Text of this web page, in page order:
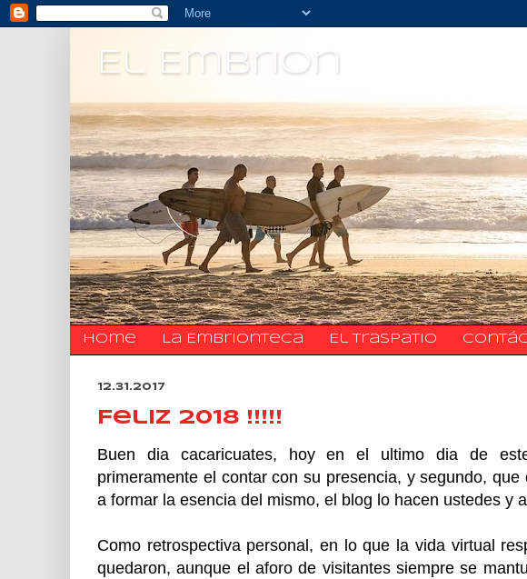
El Embrion
Home La Embrionteca El traspatio
12.31.2017
Feliz 2018 !!!!!
Buen dia cacaricuates, hoy en el ultimo dia de
primeramente el contar con su presencia, y segundo,
a formar la esencia del mismo, el blog lo hacen ustedes y
Como retrospectiva personal, en lo que la vida virtual
quedaron, aunque el aforo de visitantes siempre se